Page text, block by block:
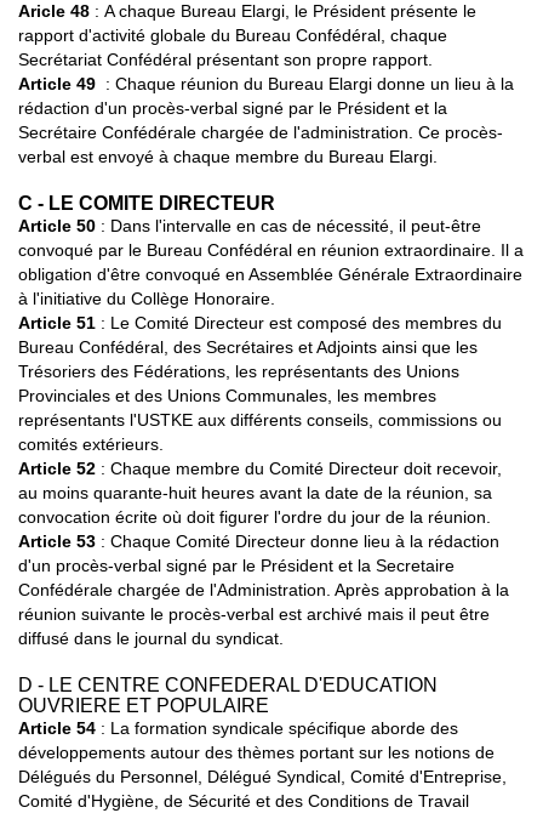
Aricle 48 : A chaque Bureau Elargi, le Président présente le
rapport d'activité globale du Bureau Confédéral, chaque
Secrétariat Confédéral présentant son propre rapport.
Article 49 : Chaque réunion du Bureau Elargi donne un lieu à la
rédaction d'un procès-verbal signé par le Président et la
Secrétaire Confédérale chargée de l'administration. Ce procès-
verbal est envoyé à chaque membre du Bureau Elargi.
C - LE COMITE DIRECTEUR
Article 50 : Dans l'intervalle en cas de nécessité, il peut-être
convoqué par le Bureau Confédéral en réunion extraordinaire. Il a
obligation d'être convoqué en Assemblée Générale Extraordinaire
à l'initiative du Collège Honoraire.
Article 51 : Le Comité Directeur est composé des membres du
Bureau Confédéral, des Secrétaires et Adjoints ainsi que les
Trésoriers des Fédérations, les représentants des Unions
Provinciales et des Unions Communales, les membres
représentants l'USTKE aux différents conseils, commissions ou
comités extérieurs.
Article 52 : Chaque membre du Comité Directeur doit recevoir,
au moins quarante-huit heures avant la date de la réunion, sa
convocation écrite où doit figurer l'ordre du jour de la réunion.
Article 53 : Chaque Comité Directeur donne lieu à la rédaction
d'un procès-verbal signé par le Président et la Secretaire
Confédérale chargée de l'Administration. Après approbation à la
réunion suivante le procès-verbal est archivé mais il peut être
diffusé dans le journal du syndicat.
D - LE CENTRE CONFEDERAL D'EDUCATION
OUVRIERE ET POPULAIRE
Article 54 : La formation syndicale spécifique aborde des
développements autour des thèmes portant sur les notions de
Délégués du Personnel, Délégué Syndical, Comité d'Entreprise,
Comité d'Hygiène, de Sécurité et des Conditions de Travail